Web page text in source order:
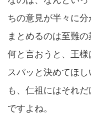
ちの意見が半々に分
まとめるのは至難
何と言おうと、王様
スパッと決めてほ
も、仁祖にはそれ
ですよね。